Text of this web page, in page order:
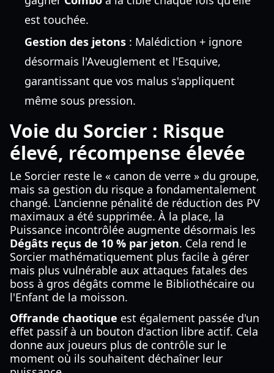
est touchée.
Gestion des jetons : Malédiction + ignore
désormais l'Aveuglement et l'Esquive,
garantissant que vos malus s'appliquent
même sous pression.
Voie du Sorcier : Risque
élevé, récompense élevée
Le Sorcier reste le « canon de verre » du groupe,
mais sa gestion du risque a fondamentalement
changé. L'ancienne pénalité de réduction des PV
maximaux a été supprimée. À la place, la
Puissance incontrôlée augmente désormais les
Dégâts reçus de 10 % par jeton. Cela rend le
Sorcier mathématiquement plus facile à gérer
mais plus vulnérable aux attaques fatales des
boss à gros dégâts comme le Bibliothécaire ou
l'Enfant de la moisson.
Offrande chaotique est également passée d'un
effet passif à un bouton d'action libre actif. Cela
donne aux joueurs plus de contrôle sur le
moment où ils souhaitent déchaîner leur